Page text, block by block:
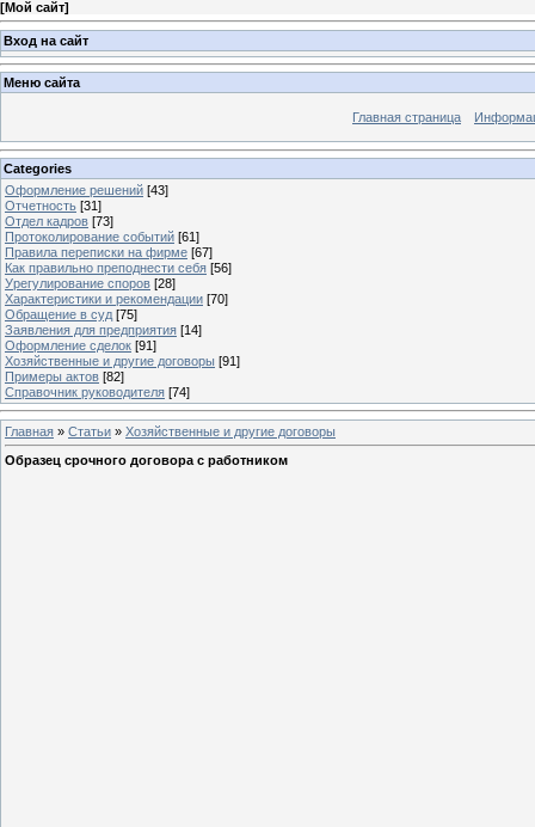
[Мой сайт]
Вход на сайт
Меню сайта
Главная страница
Categories
Оформление решений [43]
Отчетность [31]
Отдел кадров [73]
Протоколирование событий [61]
Правила переписки на фирме [67]
Как правильно преподнести себя [56]
Урегулирование споров [28]
Характеристики и рекомендации [70]
Обращение в суд [75]
Заявления для предприятия [14]
Оформление сделок [91]
Хозяйственные и другие договоры [91]
Примеры актов [82]
Справочник руководителя [74]
Главная » Статьи » Хозяйственные и другие договоры
Образец срочного договора с работником